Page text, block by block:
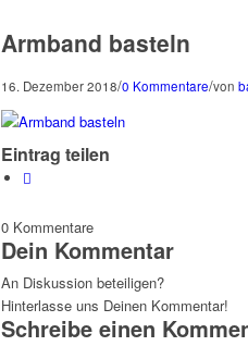
Armband basteln
16. Dezember 2018/0 Kommentare/von
Eintrag teilen
0 Kommentare
Dein Kommentar
An Diskussion beteiligen?
Hinterlasse uns Deinen Kommentar!
Schreibe einen